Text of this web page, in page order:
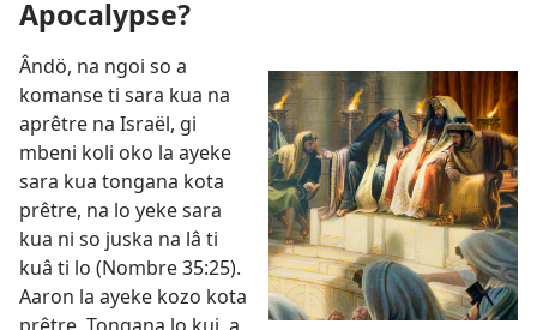
Apocalypse?
Ândö, na ngoi so a
komanse ti sara kua na
aprêtre na Israël, gi
mbeni koli oko la ayeke
sara kua tongana kota
prêtre, na lo yeke sara
kua ni so juska na lâ ti
kuâ ti lo (Nombre 35:​25).
Aaron la ayeke kozo kota